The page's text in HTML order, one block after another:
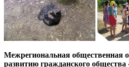
Межрегиональная общественная
развитию гражданского общества